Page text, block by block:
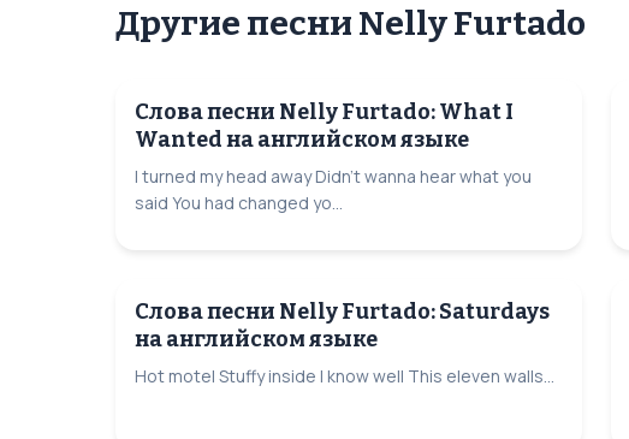
Другие песни Nelly Furtado
Слова песни Nelly Furtado: What I
Wanted на английском языке
I turned my head away Didn't wanna hear what you
said You had changed yo...
Слова песни Nelly Furtado: Saturdays
на английском языке
Hot motel Stuffy inside I know well This eleven walls...